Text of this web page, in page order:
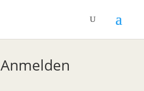
Anmelden